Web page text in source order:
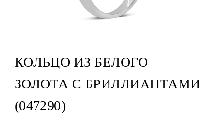
КОЛЬЦО ИЗ БЕЛОГО
ЗОЛОТА С БРИЛЛИАНТАМИ
(047290)